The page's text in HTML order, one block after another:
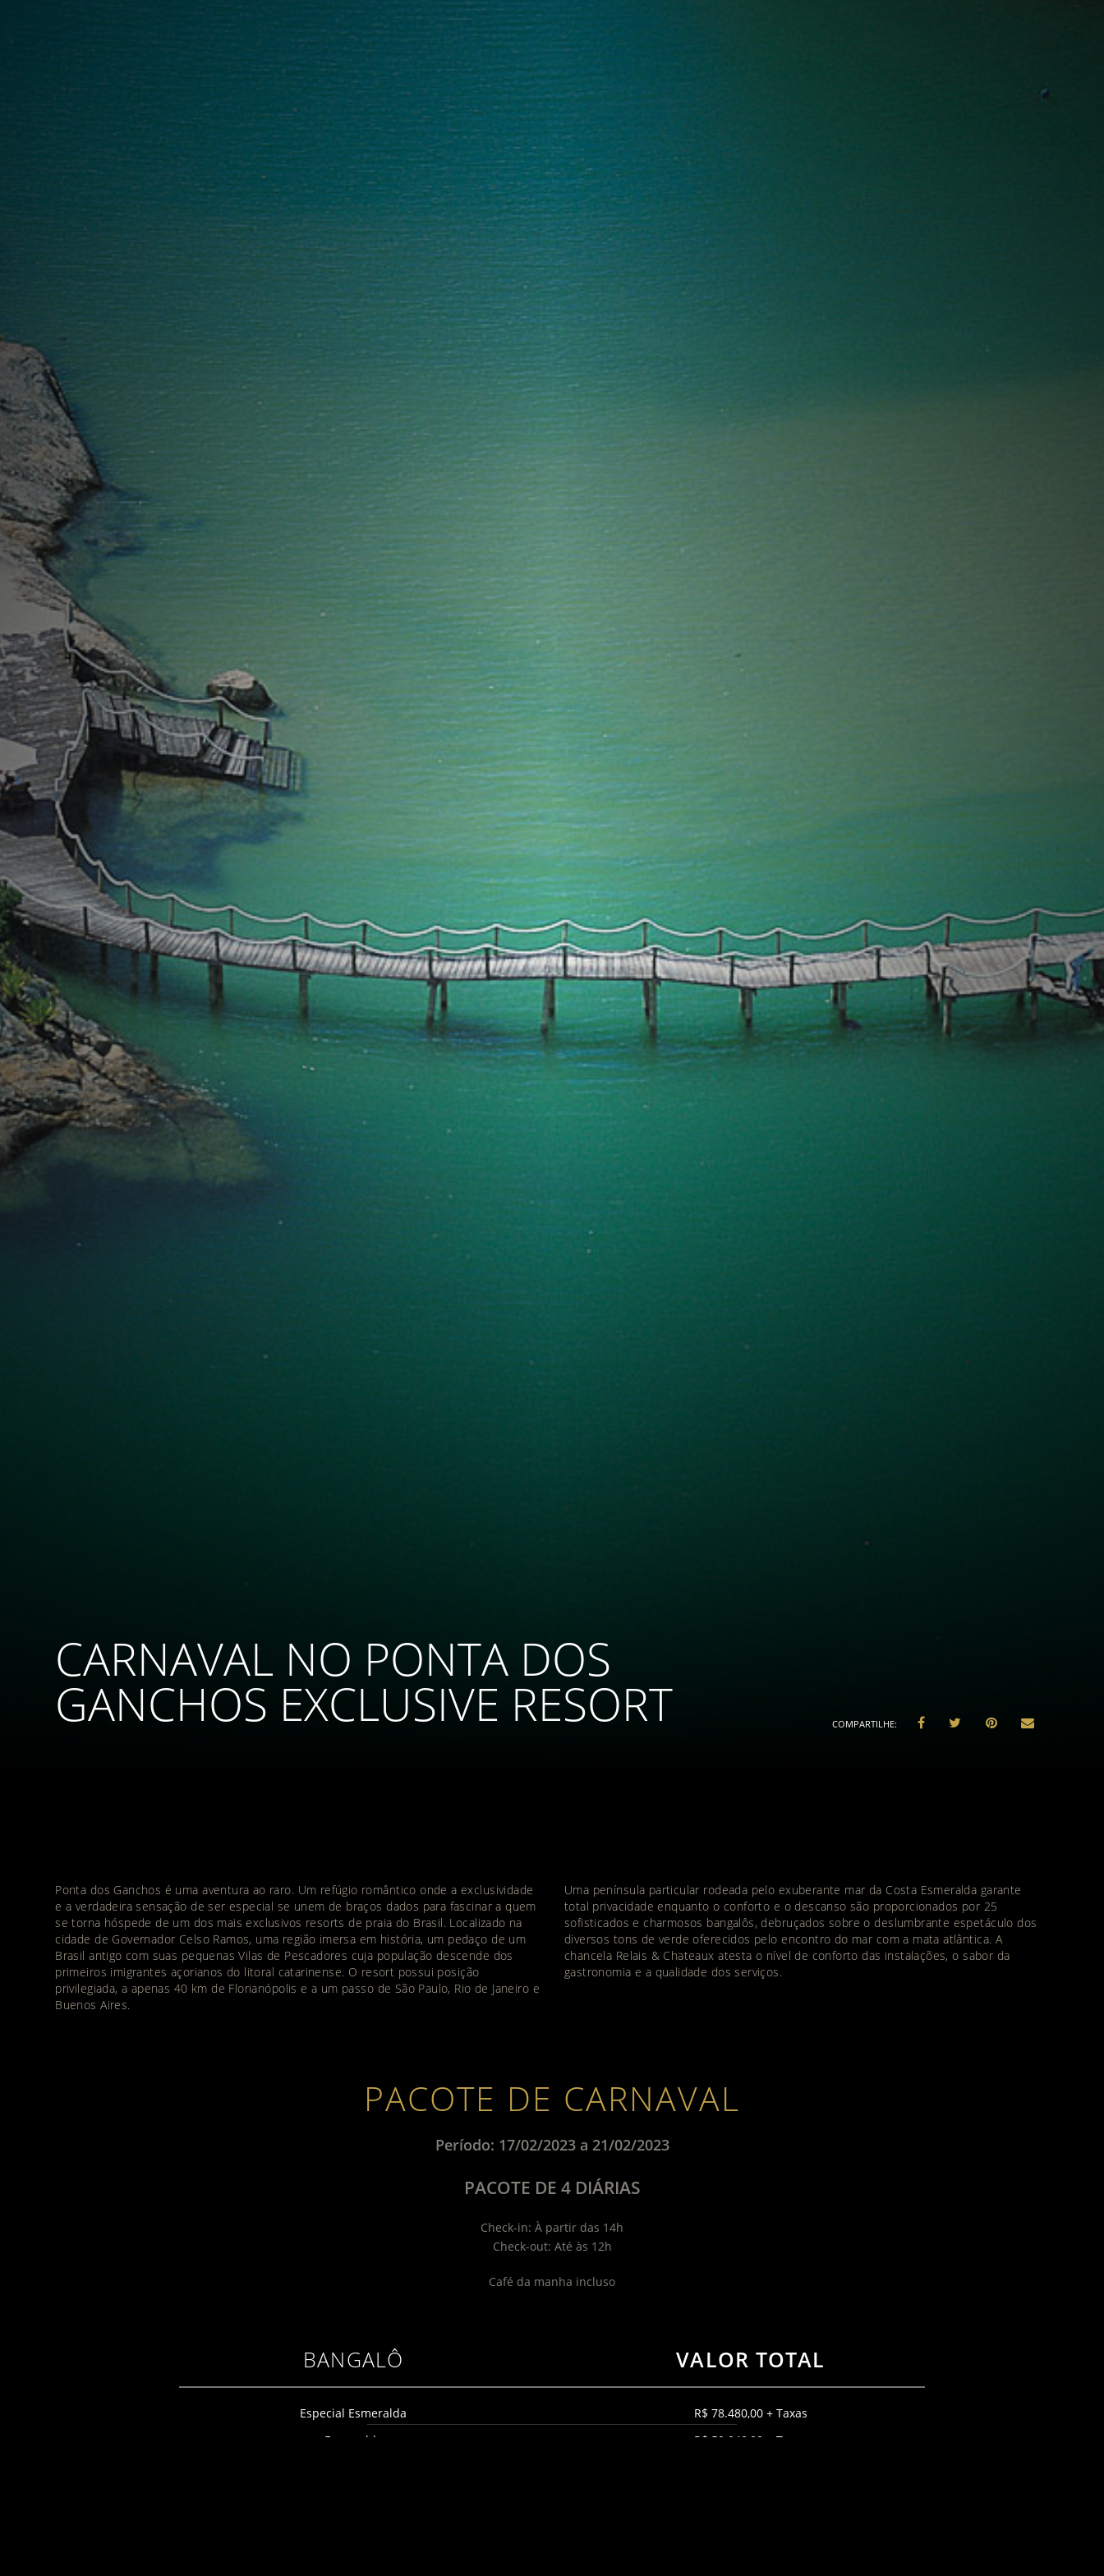
CARNAVAL NO PONTA DOS
GANCHOS EXCLUSIVE RESORT
Ponta dos Ganchos é uma aventura ao raro. Um refúgio romântico onde a exclusividade
e a verdadeira sensação de ser especial se unem de braços dados para fascinar a quem
se torna hóspede de um dos mais exclusivos resorts de praia do Brasil. Localizado na
cidade de Governador Celso Ramos, uma região imersa em história, um pedaço de um
Brasil antigo com suas pequenas Vilas de Pescadores cuja população descende dos
primeiros imigrantes açorianos do litoral catarinense. O resort possui posição
privilegiada, a apenas 40 km de Florianópolis e a um passo de São Paulo, Rio de Janeiro e
Buenos Aires.
Uma península particular rodeada pelo exuberante mar da Costa Esmeralda garante
total privacidade enquanto o conforto e o descanso são proporcionados por 25
sofisticados e charmosos bangalôs, debruçados sobre o deslumbrante espetáculo dos
diversos tons de verde oferecidos pelo encontro do mar com a mata atlântica. A
chancela Relais & Chateaux atesta o nível de conforto das instalações, o sabor da
gastronomia e a qualidade dos serviços.
PACOTE DE CARNAVAL
Período: 17/02/2023 a 21/02/2023
PACOTE DE 4 DIÁRIAS
Check-in: À partir das 14h
Check-out: Até às 12h
Café da manha incluso
BANGALÔ VALOR TOTAL
Especial Esmeralda
R$ 78.480,00 + Taxas
Esmeralda
R$ 59.040,00 + Taxas